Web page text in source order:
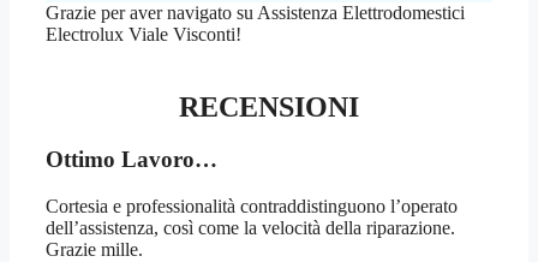
Grazie per aver navigato su Assistenza Elettrodomestici
Electrolux Viale Visconti!
RECENSIONI
Ottimo Lavoro…
Cortesia e professionalità contraddistinguono l’operato
dell’assistenza, così come la velocità della riparazione.
Grazie mille.